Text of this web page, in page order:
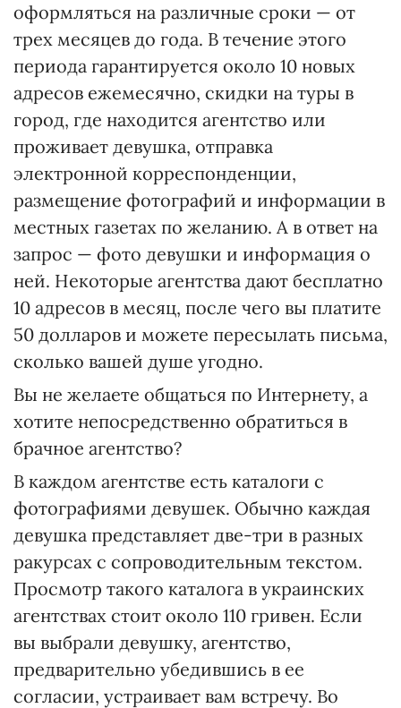
оформляться на различные сроки — от
трех месяцев до года. В течение этого
периода гарантируется около 10 новых
адресов ежемесячно, скидки на туры в
город, где находится агентство или
проживает девушка, отправка
электронной корреспонденции,
размещение фотографий и информации в
местных газетах по желанию. А в ответ на
запрос — фото девушки и информация о
ней. Некоторые агентства дают бесплатно
10 адресов в месяц, после чего вы платите
50 долларов и можете пересылать письма,
сколько вашей душе угодно.
Вы не желаете общаться по Интернету, а
хотите непосредственно обратиться в
брачное агентство?
В каждом агентстве есть каталоги с
фотографиями девушек. Обычно каждая
девушка представляет две-три в разных
ракурсах с сопроводительным текстом.
Просмотр такого каталога в украинских
агентствах стоит около 110 гривен. Если
вы выбрали девушку, агентство,
предварительно убедившись в ее
согласии, устраивает вам встречу. Во